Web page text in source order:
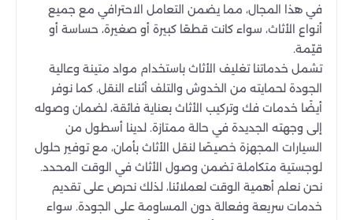
في هذا المجال، مما يضمن التعامل الاحترافي مع جميع
أنواع الأثاث، سواء كانت قطعًا كبيرة أو صغيرة، حساسة أو
قيّمة.
تشمل خدماتنا تغليف الأثاث باستخدام مواد متينة وعالية
الجودة لحمايته من الخدوش والتلف أثناء النقل. كما نوفر
أيضًا خدمات فك وتركيب الأثاث بعناية فائقة، لضمان وصوله
إلى وجهته الجديدة في حالة ممتازة. لدينا أسطول من
السيارات المجهزة خصيصًا لنقل الأثاث بأمان، مع توفير حلول
لوجستية متكاملة تضمن وصول الأثاث في الوقت المحدد.
نحن نعلم أهمية الوقت لعملائنا، لذلك نحرص على تقديم
خدمات سريعة وفعالة دون المساومة على الجودة. سواء